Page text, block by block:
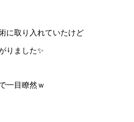
に取り入れていたけど
りました✨
一目瞭然ｗ